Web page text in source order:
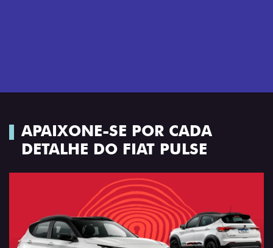
APAIXONE-SE POR CADA
DETALHE DO FIAT PULSE